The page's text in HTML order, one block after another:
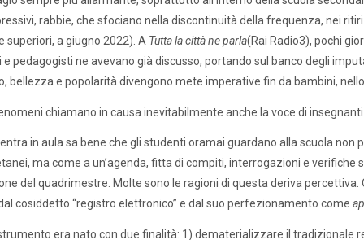
rabbie, che sfociano nella discontinuità della frequenza, nei
superiori, a giugno 2022). A Tutta la città ne parla(Rai Radio3), pochi
e pedagogisti ne avevano già discusso, portando sul banco degli
bellezza e popolarità divengono mete imperative fin da bambini,
chiamano in causa inevitabilmente anche la voce di
in aula sa bene che gli studenti oramai guardano alla scuola
ma come a un’agenda, fitta di compiti, interrogazioni e
del quadrimestre. Molte sono le ragioni di questa deriva
cosiddetto “registro elettronico” e dal suo perfezionamento come
era nato con due finalità: 1) dematerializzare il tradizionale